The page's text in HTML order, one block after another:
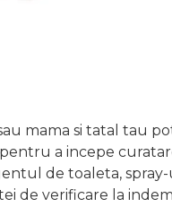
mama si tatal tau
a incepe
de toaleta,
de verificare la